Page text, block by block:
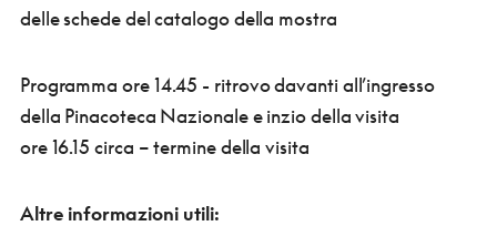
delle schede del catalogo della mostra
Programma ore 14.45 - ritrovo davanti all’ingresso
della Pinacoteca Nazionale e inzio della visita
ore 16.15 circa – termine della visita
Altre informazioni utili: